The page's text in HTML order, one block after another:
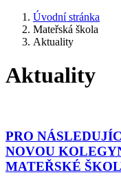
Úvodní stránka
Mateřská škola
Aktuality
Aktuality
PRO
NOVOU
MATEŘSKÉ